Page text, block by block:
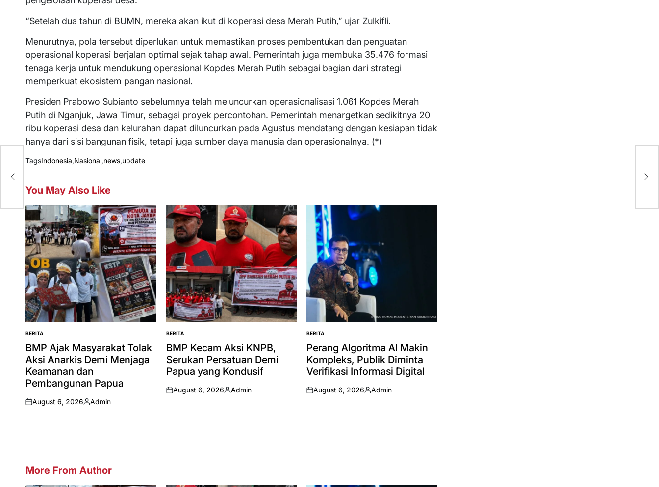
“Setelah dua tahun di BUMN, mereka akan ikut di koperasi desa Merah Putih,” ujar Zulkifli.
Menurutnya, pola tersebut diperlukan untuk memastikan proses pembentukan dan penguatan
operasional koperasi berjalan optimal sejak tahap awal. Pemerintah juga membuka 35.476 formasi
tenaga kerja untuk mendukung operasional Kopdes Merah Putih sebagai bagian dari strategi
memperkuat ekosistem pangan nasional.
Presiden Prabowo Subianto sebelumnya telah meluncurkan operasionalisasi 1.061 Kopdes Merah
Putih di Nganjuk, Jawa Timur, sebagai proyek percontohan. Pemerintah menargetkan sedikitnya 20
ribu koperasi desa dan kelurahan dapat diluncurkan pada Agustus mendatang dengan kesiapan tidak
hanya dari sisi bangunan fisik, tetapi juga sumber daya manusia dan operasionalnya. (*)
TagsIndonesia,Nasional,news,update
You May Also Like
POSTED
IN
BERITA
BMP Ajak Masyarakat Tolak
Aksi Anarkis Demi Menjaga
Keamanan dan
Pembangunan Papua
on
August 6, 2026
Posted
Admin
POSTED
IN
BERITA
BMP Kecam Aksi KNPB,
Serukan Persatuan Demi
Papua yang Kondusif
on
August 6, 2026
Posted
Admin
POSTED
IN
BERITA
Perang Algoritma AI Makin
Kompleks, Publik Diminta
Verifikasi Informasi Digital
on
August 6, 2026
Posted
Admin
More From Author